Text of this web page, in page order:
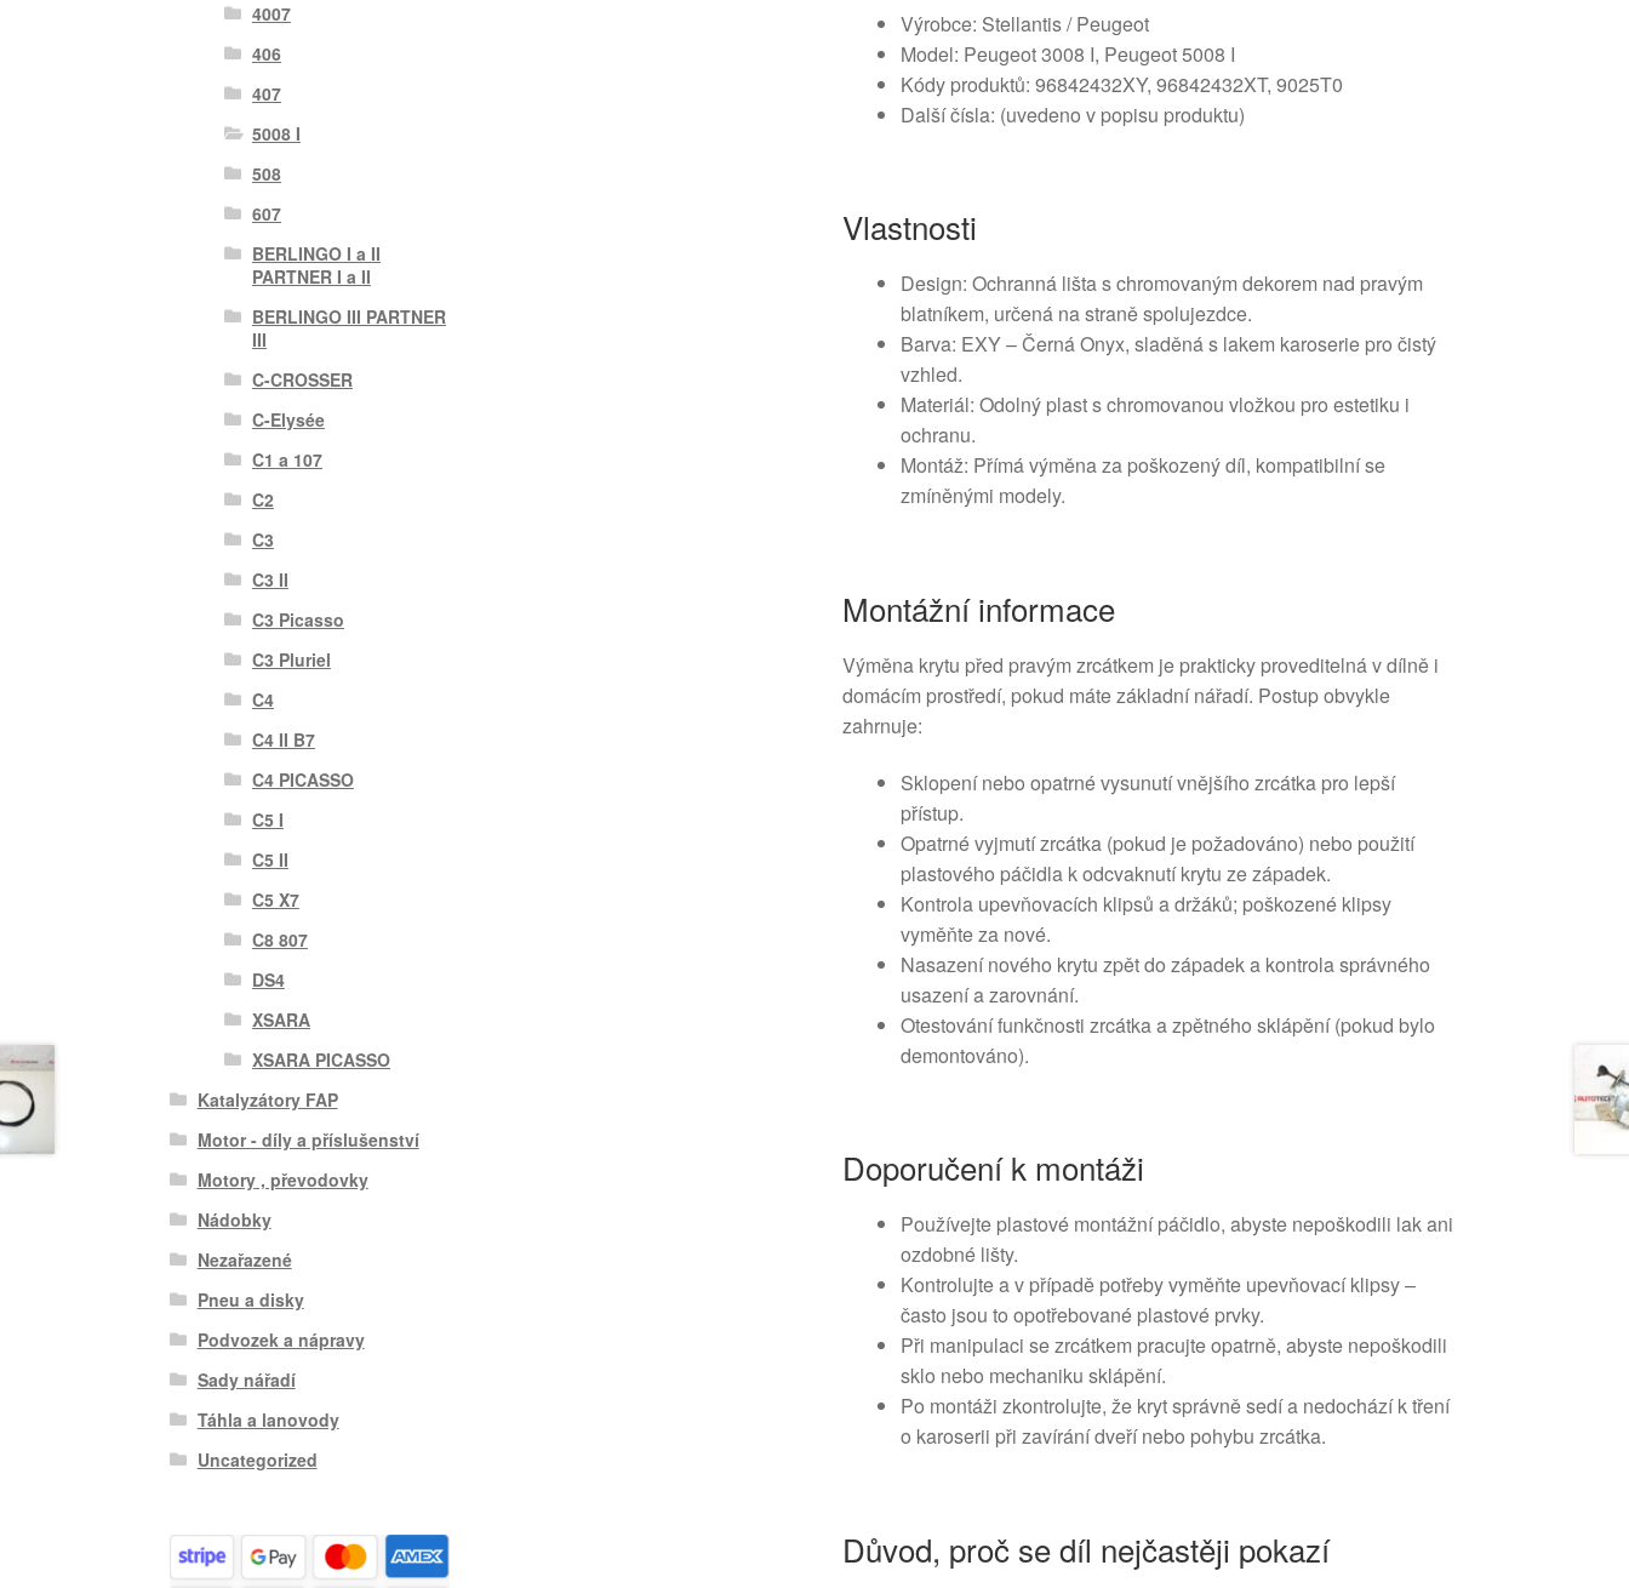
Výrobce: Stellantis / Peugeot
Model: Peugeot 3008 I, Peugeot 5008 I
Kódy produktů: 96842432XY, 96842432XT, 9025T0
Další čísla: (uvedeno v popisu produktu)
Vlastnosti
Design: Ochranná lišta s chromovaným dekorem nad pravým
blatníkem, určená na straně spolujezdce.
Barva: EXY – Černá Onyx, sladěná s lakem karoserie pro čistý
vzhled.
Materiál: Odolný plast s chromovanou vložkou pro estetiku i
ochranu.
Montáž: Přímá výměna za poškozený díl, kompatibilní se
zmíněnými modely.
Montážní informace
Výměna krytu před pravým zrcátkem je prakticky proveditelná v dílně i
domácím prostředí, pokud máte základní nářadí. Postup obvykle
zahrnuje:
Sklopení nebo opatrné vysunutí vnějšího zrcátka pro lepší
přístup.
Opatrné vyjmutí zrcátka (pokud je požadováno) nebo použití
plastového páčidla k odcvaknutí krytu ze západek.
Kontrola upevňovacích klipsů a držáků; poškozené klipsy
vyměňte za nové.
Nasazení nového krytu zpět do západek a kontrola správného
usazení a zarovnání.
Otestování funkčnosti zrcátka a zpětného sklápění (pokud bylo
demontováno).
Doporučení k montáži
Používejte plastové montážní páčidlo, abyste nepoškodili lak ani
ozdobné lišty.
Kontrolujte a v případě potřeby vyměňte upevňovací klipsy –
často jsou to opotřebované plastové prvky.
Při manipulaci se zrcátkem pracujte opatrně, abyste nepoškodili
sklo nebo mechaniku sklápění.
Po montáži zkontrolujte, že kryt správně sedí a nedochází k tření
o karoserii při zavírání dveří nebo pohybu zrcátka.
Důvod, proč se díl nejčastěji pokazí
4007
406
407
5008 I
508
607
BERLINGO I a II
PARTNER I a II
BERLINGO III PARTNER
III
C-CROSSER
C-Elysée
C1 a 107
C2
C3
C3 II
C3 Picasso
C3 Pluriel
C4
C4 II B7
C4 PICASSO
C5 I
C5 II
C5 X7
C8 807
DS4
XSARA
XSARA PICASSO
Katalyzátory FAP
Motor - díly a příslušenství
Motory , převodovky
Nádobky
Nezařazené
Pneu a disky
Podvozek a nápravy
Sady nářadí
Táhla a lanovody
Uncategorized